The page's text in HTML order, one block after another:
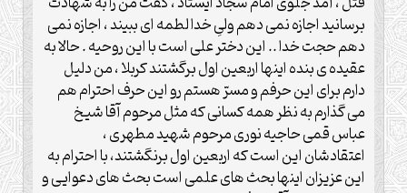
برسانید اجازه نمی دهم ولیِ خدا لطمه ای ببیند ، اجازه نمی
دهم حجت خدا .. این دختر علی است با این روحیه . حالا به
عقیده ی بنده اینها اربعین اول برگشتند کربلا ، من دلیل
دارم برای این حرفم و مسرّ هستم رو این حرف احترام هم
می گذارم به نظر همه کسانی که مثل مرحوم آقا شیخ
عباس قمی حاجیه نوری مرحوم شهید مطهری ،
اعتقادشان این است که اربعین اول برنگشتند، با احترام به
این عزیزان اینها بحث های علمی است بحث های دعوایی و